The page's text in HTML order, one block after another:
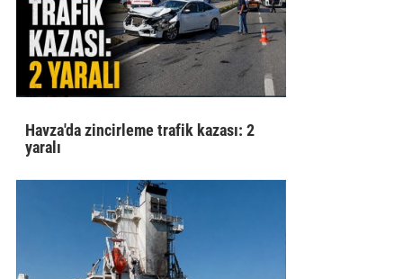
Havza'da zincirleme trafik kazası: 2
yaralı